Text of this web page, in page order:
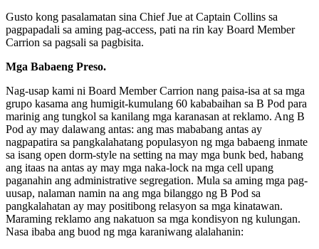
Gusto kong pasalamatan sina Chief Jue at Captain Collins sa
pagpapadali sa aming pag-access, pati na rin kay Board Member
Carrion sa pagsali sa pagbisita.
Mga Babaeng Preso.
Nag-usap kami ni Board Member Carrion nang paisa-isa at sa mga
grupo kasama ang humigit-kumulang 60 kababaihan sa B Pod para
marinig ang tungkol sa kanilang mga karanasan at reklamo. Ang B
Pod ay may dalawang antas: ang mas mababang antas ay
nagpapatira sa pangkalahatang populasyon ng mga babaeng inmate
sa isang open dorm-style na setting na may mga bunk bed, habang
ang itaas na antas ay may mga naka-lock na mga cell upang
paganahin ang administrative segregation. Mula sa aming mga pag-
uusap, nalaman namin na ang mga bilanggo ng B Pod sa
pangkalahatan ay may positibong relasyon sa mga kinatawan.
Maraming reklamo ang nakatuon sa mga kondisyon ng kulungan.
Nasa ibaba ang buod ng mga karaniwang alalahanin: